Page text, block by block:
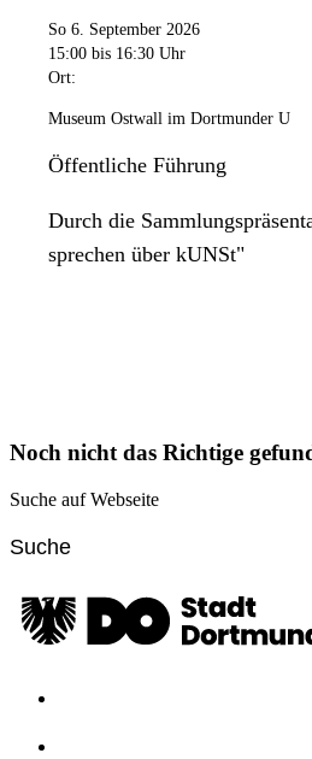
So 6. September 2026
15:00 bis 16:30 Uhr
Ort:
Museum Ostwall im Dortmunder U
Öffentliche Führung
Durch die
sprechen über kUNSt"
Noch nicht das Richtige
Suche auf Webseite